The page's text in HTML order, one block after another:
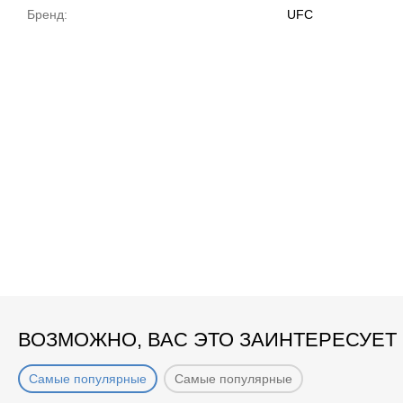
Бренд:
UFC
ВОЗМОЖНО, ВАС ЭТО ЗАИНТЕРЕСУЕТ
Самые популярные Самые популярные